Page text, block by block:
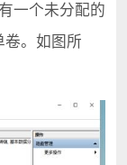
一个未分配的
卷。如图所